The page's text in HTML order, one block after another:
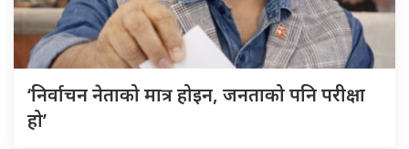
‘निर्वाचन नेताको मात्र होइन, जनताको पनि परीक्षा
हो’